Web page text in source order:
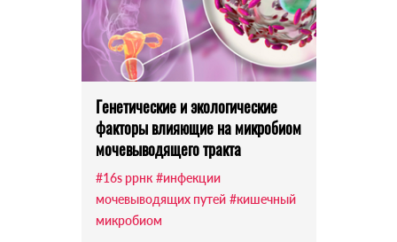
Генетические и экологические
факторы влияющие на микробиом
мочевыводящего тракта
#16s ррнк #инфекции
мочевыводящих путей #кишечный
микробиом